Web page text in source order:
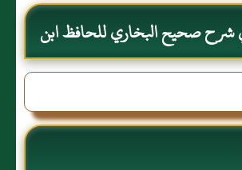
شرح صحيح البخاري للحافظ ابن